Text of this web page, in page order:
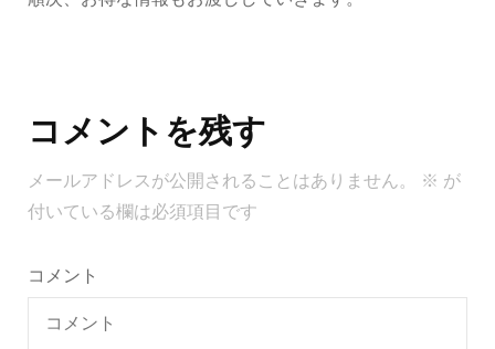
稿
ナ
ビ
ゲ
シ
ョ
ン
コメントを残す
メールアドレスが公開されることはありません。 ※ が
付いている欄は必須項目です
コメント